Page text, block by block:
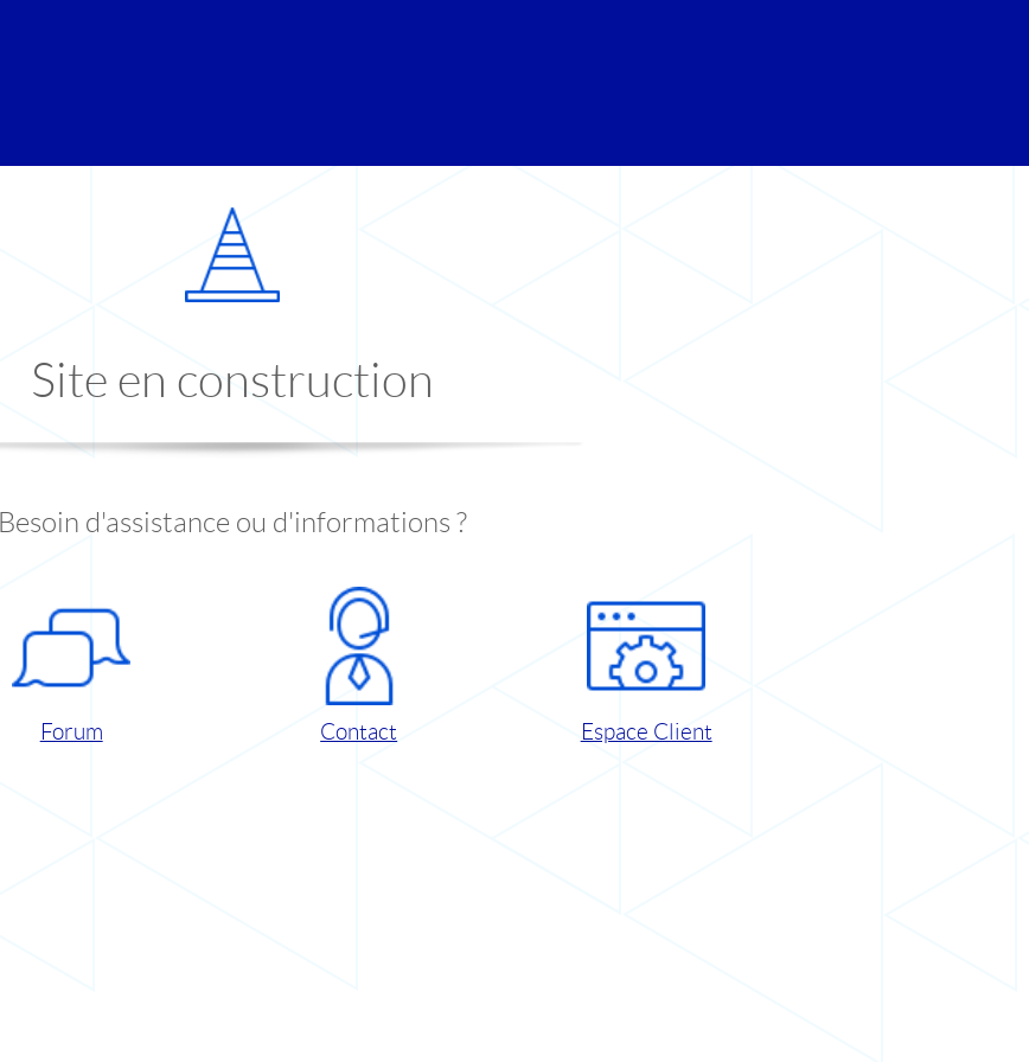
Site en construction
Besoin d'assistance ou d'informations ?
Forum Contact Espace Client